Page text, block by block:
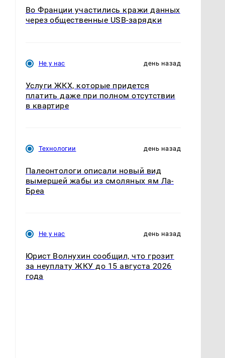
Во Франции участились кражи данных
через общественные USB-зарядки
Не у нас день назад
Услуги ЖКХ, которые придется
платить даже при полном отсутствии
в квартире
Технологии день назад
Палеонтологи описали новый вид
вымершей жабы из смоляных ям Ла-
Бреа
Не у нас день назад
Юрист Волнухин сообщил, что грозит
за неуплату ЖКУ до 15 августа 2026
года